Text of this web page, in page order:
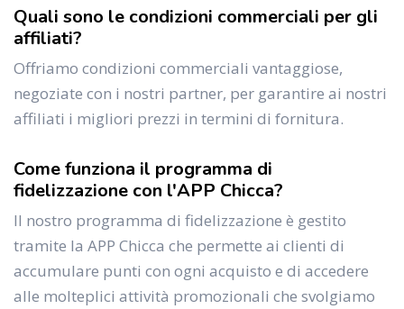
Quali sono le condizioni commerciali per gli
affiliati?
Offriamo condizioni commerciali vantaggiose,
negoziate con i nostri partner, per garantire ai nostri
affiliati i migliori prezzi in termini di fornitura.
Come funziona il programma di
fidelizzazione con l'APP Chicca?
Il nostro programma di fidelizzazione è gestito
tramite la APP Chicca che permette ai clienti di
accumulare punti con ogni acquisto e di accedere
alle molteplici attività promozionali che svolgiamo